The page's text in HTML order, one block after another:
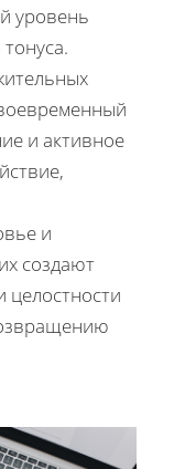
уровень
и активное
и
создают
целостности